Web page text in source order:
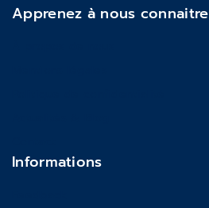
Apprenez à nous connaitre
Informations